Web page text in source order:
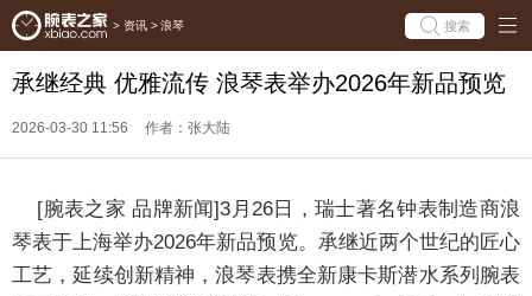
> 资讯 > 浪琴 搜索
承继经典 优雅流传 浪琴表举办2026年新品预览
2026-03-30 11:56 作者：张大陆
[腕表之家 品牌新闻]3月26日，瑞士著名钟表制造商浪
琴表于上海举办2026年新品预览。承继近两个世纪的匠心
工艺，延续创新精神，浪琴表携全新康卡斯潜水系列腕表